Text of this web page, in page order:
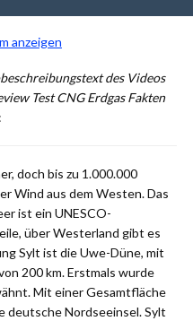
anzeigen
des Videos
Test CNG Erdgas Fakten
doch bis zu 1.000.000
Wind aus dem Westen. Das
ist ein UNESCO-
über Westerland gibt es
Sylt ist die Uwe-Düne, mit
200 km. Erstmals wurde
Mit einer Gesamtfläche
deutsche Nordseeinsel. Sylt